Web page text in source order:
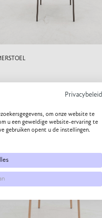
Privacybeleid
om onze website te
u een geweldige website-ervaring te
gebruiken opent u de instellingen.